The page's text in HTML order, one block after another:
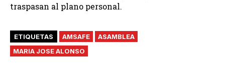
traspasan al plano personal.
ETIQUETAS AMSAFE
ASAMBLEA
MARIA JOSE ALONSO